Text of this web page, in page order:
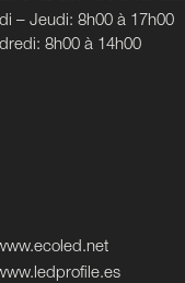
– Jeudi: 8h00 à 17h00
8h00 à 14h00